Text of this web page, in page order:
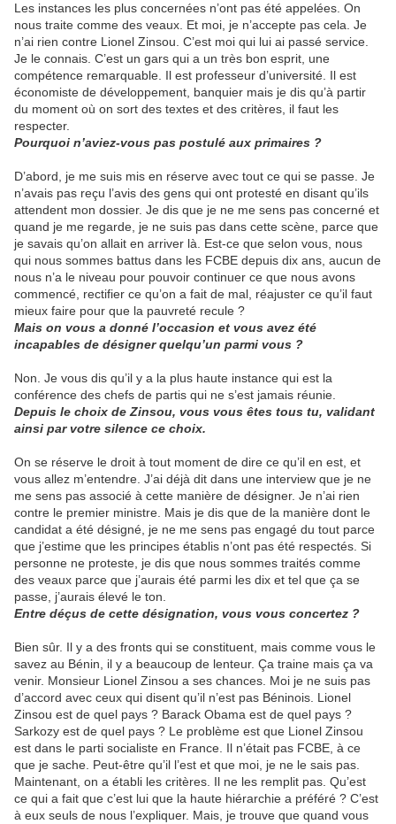
Les instances les plus concernées n’ont pas été appelées. On
nous traite comme des veaux. Et moi, je n’accepte pas cela. Je
n’ai rien contre Lionel Zinsou. C’est moi qui lui ai passé service.
Je le connais. C’est un gars qui a un très bon esprit, une
compétence remarquable. Il est professeur d’université. Il est
économiste de développement, banquier mais je dis qu’à partir
du moment où on sort des textes et des critères, il faut les
respecter.
Pourquoi n’aviez-vous pas postulé aux primaires ?
D’abord, je me suis mis en réserve avec tout ce qui se passe. Je
n’avais pas reçu l’avis des gens qui ont protesté en disant qu’ils
attendent mon dossier. Je dis que je ne me sens pas concerné et
quand je me regarde, je ne suis pas dans cette scène, parce que
je savais qu’on allait en arriver là. Est-ce que selon vous, nous
qui nous sommes battus dans les FCBE depuis dix ans, aucun de
nous n’a le niveau pour pouvoir continuer ce que nous avons
commencé, rectifier ce qu’on a fait de mal, réajuster ce qu’il faut
mieux faire pour que la pauvreté recule ?
Mais on vous a donné l’occasion et vous avez été
incapables de désigner quelqu’un parmi vous ?
Non. Je vous dis qu’il y a la plus haute instance qui est la
conférence des chefs de partis qui ne s’est jamais réunie.
Depuis le choix de Zinsou, vous vous êtes tous tu, validant
ainsi par votre silence ce choix.
On se réserve le droit à tout moment de dire ce qu’il en est, et
vous allez m’entendre. J’ai déjà dit dans une interview que je ne
me sens pas associé à cette manière de désigner. Je n’ai rien
contre le premier ministre. Mais je dis que de la manière dont le
candidat a été désigné, je ne me sens pas engagé du tout parce
que j’estime que les principes établis n’ont pas été respectés. Si
personne ne proteste, je dis que nous sommes traités comme
des veaux parce que j’aurais été parmi les dix et tel que ça se
passe, j’aurais élevé le ton.
Entre déçus de cette désignation, vous vous concertez ?
Bien sûr. Il y a des fronts qui se constituent, mais comme vous le
savez au Bénin, il y a beaucoup de lenteur. Ça traine mais ça va
venir. Monsieur Lionel Zinsou a ses chances. Moi je ne suis pas
d’accord avec ceux qui disent qu’il n’est pas Béninois. Lionel
Zinsou est de quel pays ? Barack Obama est de quel pays ?
Sarkozy est de quel pays ? Le problème est que Lionel Zinsou
est dans le parti socialiste en France. Il n’était pas FCBE, à ce
que je sache. Peut-être qu’il l’est et que moi, je ne le sais pas.
Maintenant, on a établi les critères. Il ne les remplit pas. Qu’est
ce qui a fait que c’est lui que la haute hiérarchie a préféré ? C’est
à eux seuls de nous l’expliquer. Mais, je trouve que quand vous